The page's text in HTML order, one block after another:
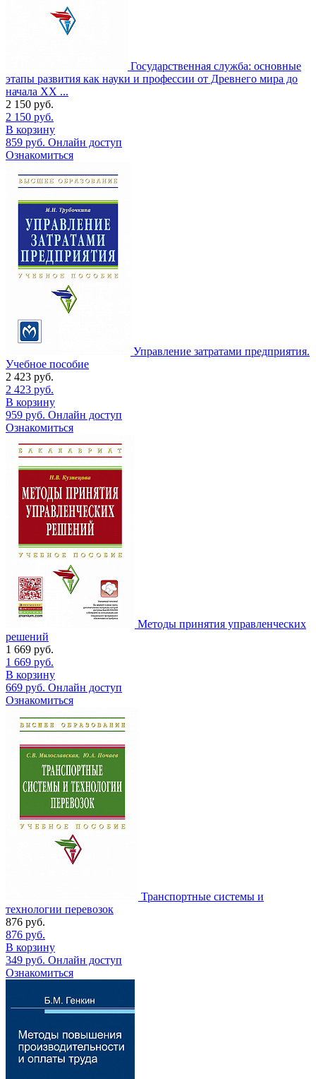
Государственная служба: основные
этапы развития как науки и профессии от Древнего мира до
начала XX ...
2 150 руб.
2 150 руб.
В корзину
859 руб. Онлайн доступ
Ознакомиться
Управление затратами предприятия.
Учебное пособие
2 423 руб.
2 423 руб.
В корзину
959 руб. Онлайн доступ
Ознакомиться
Методы принятия управленческих
решений
1 669 руб.
1 669 руб.
В корзину
669 руб. Онлайн доступ
Ознакомиться
Транспортные системы и
технологии перевозок
876 руб.
876 руб.
В корзину
349 руб. Онлайн доступ
Ознакомиться